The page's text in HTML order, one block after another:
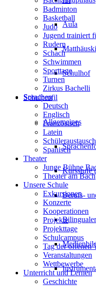
Aula
Schulhof
Schulprofil
Allgemeines
Kursstufe
Berufs-
Badminton
Basketball
Judo
Jugend trainiert
Rudern
Schach
Schwimmen
Sporttage
Turnen
Zirkus Bachelli
Sprachen
Deutsch
Englisch
Französisch
Latein
Schüleraustausch
Spanisch
Theater
Junge Bühne
Theater am Bach
Unsere Schule
Exkursionen
Konzerte
Kooperationen
Projekte
Projekttage
Schulcampus
Tag der offenen
Veranstaltungen
Wettbewerbe
Unterricht und Lernen
Geschichte